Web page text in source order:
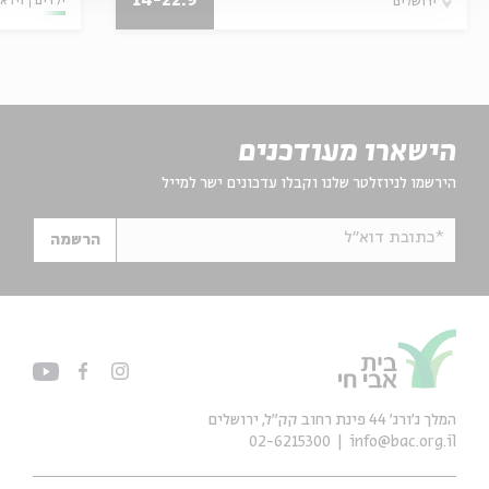
הישארו מעודכנים
הירשמו לניוזלטר שלנו וקבלו עדכונים ישר למייל
*כתובת דוא"ל הרשמה
המלך ג'ורג' 44 פינת רחוב קק״ל, ירושלים
info@bac.org.il
02-6215300